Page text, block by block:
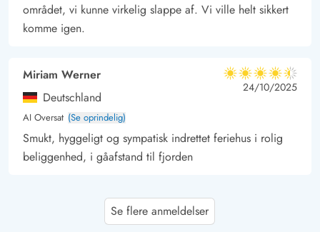
området, vi kunne virkelig slappe af. Vi ville helt sikkert
komme igen.
Miriam Werner
Deutschland
AI Oversat (Se oprindelig)
4.5 ud af 5
4.5 ud af 5
4.5 out of 5
24/10/2025
Smukt, hyggeligt og sympatisk indrettet feriehus i rolig
beliggenhed, i gåafstand til fjorden
Harald NiklasdotterSe flere anmeldelser